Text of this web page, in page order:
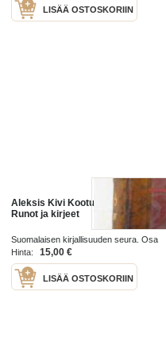
LISÄÄ OSTOSKORIIN
Aleksis Kivi Kootut teokset IV osa:
Runot ja kirjeet
Suomalaisen kirjallisuuden seura. Osa
138 1928
Hinta: 15,00 €
LISÄÄ OSTOSKORIIN